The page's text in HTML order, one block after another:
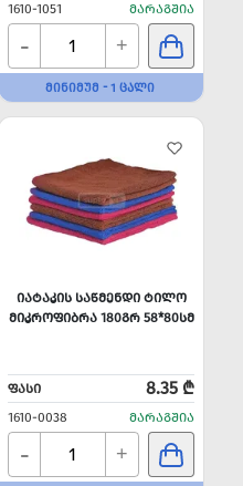
1610-1051 ᲛᲐᲠᲐᲒᲨᲘᲐ
- +
ᲛᲘᲜᲘᲛᲣᲛ - 1 ᲪᲐᲚᲘ
ᲘᲐᲢᲐᲙᲘᲡ ᲡᲐᲬᲛᲔᲜᲓᲘ ᲢᲘᲚᲝ
ᲛᲘᲙᲠᲝᲤᲘᲑᲠᲐ 180ᲒᲠ 58*80ᲡᲛ
ᲤᲐᲡᲘ 8.35 ₾
1610-0038 ᲛᲐᲠᲐᲒᲨᲘᲐ
- +